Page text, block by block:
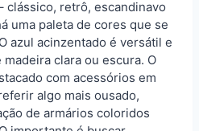
clássico, retrô, escandinavo
uma paleta de cores que se
azul acinzentado é versátil e
clara ou escura. O
com acessórios em
algo mais ousado,
de armários coloridos